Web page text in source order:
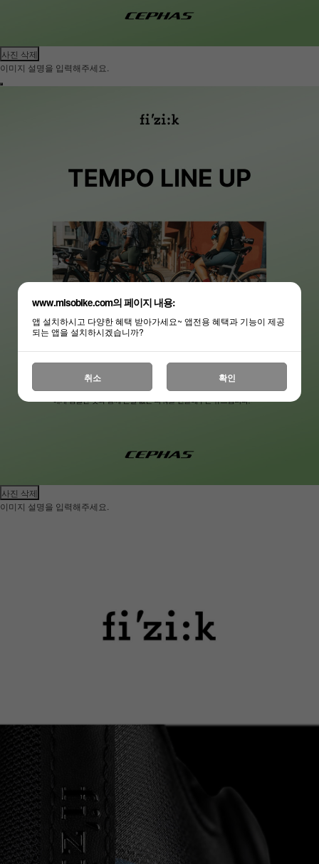
사진 삭제
이미지 설명을 입력해주세요.
사진 삭제
이미지 설명을 입력해주세요.
www.misobike.com의 페이지 내용:
앱 설치하시고 다양한 혜택 받아가세요~ 앱전용 혜택과 기능이 제공
되는 앱을 설치하시겠습니까?
취소 확인